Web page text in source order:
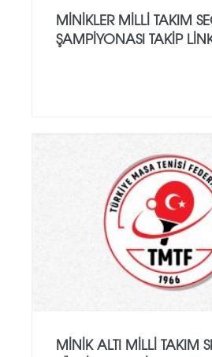
MINIKLER MILLI TAKIM
ŞAMPIYONASI TAKIP
MINIK ALTI MILLI TAKIM